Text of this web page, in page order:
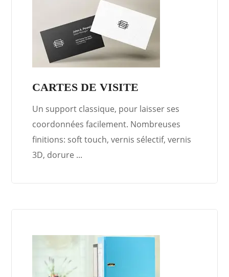
CARTES DE VISITE
Un support classique, pour laisser ses
coordonnées facilement. Nombreuses
finitions: soft touch, vernis sélectif, vernis
3D, dorure ...